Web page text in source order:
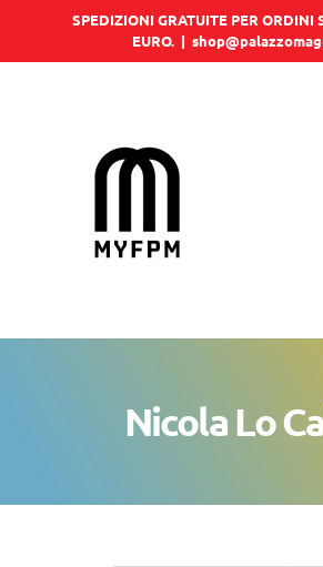
SPEDIZIONI GRATUITE PER ORDINI
EURO. |
Nicola Lo